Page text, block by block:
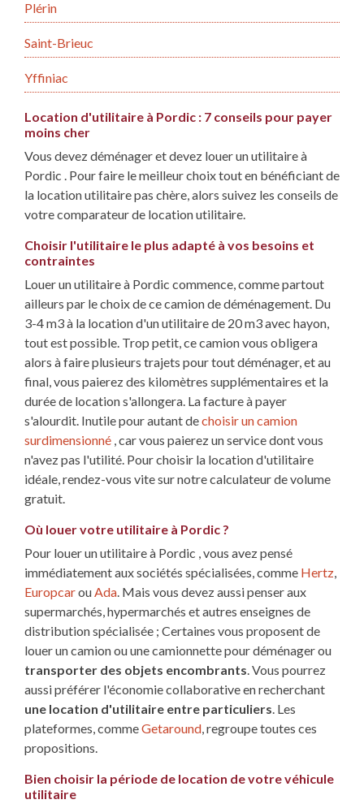
Plérin
Saint-Brieuc
Yffiniac
Location d'utilitaire à Pordic : 7 conseils pour payer
moins cher
Vous devez déménager et devez louer un utilitaire à
Pordic . Pour faire le meilleur choix tout en bénéficiant de
la location utilitaire pas chère, alors suivez les conseils de
votre comparateur de location utilitaire.
Choisir l'utilitaire le plus adapté à vos besoins et
contraintes
Louer un utilitaire à Pordic commence, comme partout
ailleurs par le choix de ce camion de déménagement. Du
3-4 m3 à la location d'un utilitaire de 20 m3 avec hayon,
tout est possible. Trop petit, ce camion vous obligera
alors à faire plusieurs trajets pour tout déménager, et au
final, vous paierez des kilomètres supplémentaires et la
durée de location s'allongera. La facture à payer
s'alourdit. Inutile pour autant dechoisir un camion
surdimensionné , car vous paierez un service dont vous
n'avez pas l'utilité. Pour choisir la location d'utilitaire
idéale, rendez-vous vite sur notre calculateur de volume
gratuit.
Où louer votre utilitaire à Pordic ?
Pour louer un utilitaire à Pordic , vous avez pensé
immédiatement aux sociétés spécialisées, comme Hertz,
EuropcarouAda. Mais vous devez aussi penser aux
supermarchés, hypermarchés et autres enseignes de
distribution spécialisée ; Certaines vous proposent de
louer un camion ou une camionnette pour déménager ou
transporter des objets encombrants. Vous pourrez
aussi préférer l'économie collaborative en recherchant
une location d'utilitaire entre particuliers. Les
plateformes, commeGetaround, regroupe toutes ces
propositions.
Bien choisir la période de location de votre véhicule
utilitaire